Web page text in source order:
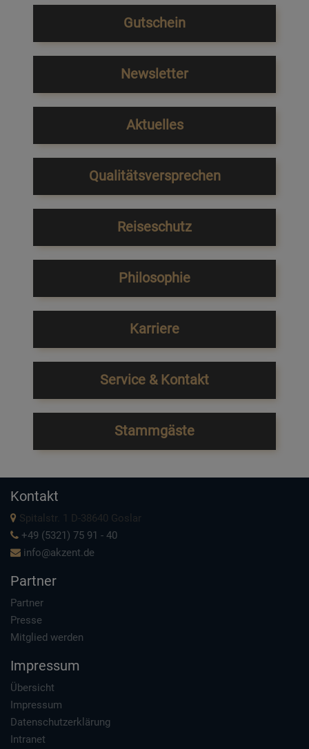
Gutschein
Newsletter
Aktuelles
Qualitätsversprechen
Reiseschutz
Philosophie
Karriere
Service & Kontakt
Stammgäste
Kontakt
Spitalstr. 1 D-38640 Goslar
+49 (5321) 75 91 - 40
info@akzent.de
Partner
Partner
Presse
Mitglied werden
Impressum
Übersicht
Impressum
Datenschutzerklärung
Intranet